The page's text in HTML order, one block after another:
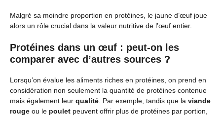
Malgré sa moindre proportion en protéines, le jaune d’œuf joue
alors un rôle crucial dans la valeur nutritive de l’œuf entier.
Protéines dans un œuf : peut-on les
comparer avec d’autres sources ?
Lorsqu’on évalue les aliments riches en protéines, on prend en
considération non seulement la quantité de protéines contenue
mais également leur qualité . Par exemple, tandis que la viande
rouge ou le poulet peuvent offrir plus de protéines par portion,